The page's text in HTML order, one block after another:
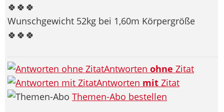
🍀🍀🍀
Wunschgewicht 52kg bei 1,60m Körpergröße
🍀🍀🍀
Antworten ohne Zitat
Antworten mit Zitat
Themen-Abo bestellen